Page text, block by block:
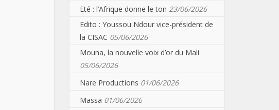
Eté : l’Afrique donne le ton 23/06/2026
Edito : Youssou Ndour vice-président de
la CISAC 05/06/2026
Mouna, la nouvelle voix d’or du Mali
05/06/2026
Nare Productions 01/06/2026
Massa 01/06/2026